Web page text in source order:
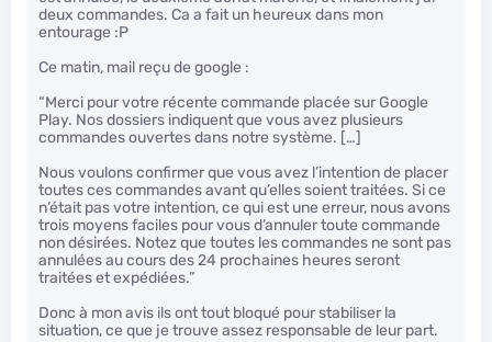
deux commandes. Ca a fait un heureux dans mon
entourage :P
Ce matin, mail reçu de google :
“Merci pour votre récente commande placée sur Google
Play. Nos dossiers indiquent que vous avez plusieurs
commandes ouvertes dans notre système. […]
Nous voulons confirmer que vous avez l’intention de placer
toutes ces commandes avant qu’elles soient traitées. Si ce
n’était pas votre intention, ce qui est une erreur, nous avons
trois moyens faciles pour vous d’annuler toute commande
non désirées. Notez que toutes les commandes ne sont pas
annulées au cours des 24 prochaines heures seront
traitées et expédiées.”
Donc à mon avis ils ont tout bloqué pour stabiliser la
situation, ce que je trouve assez responsable de leur part.